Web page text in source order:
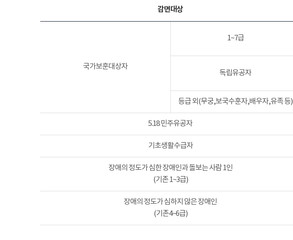
감면대상
국가보훈대상자
1~7급
독립유공자
등급 외(무궁,보국수훈자,배우자,유족 등)
5.18 민주유공자
기초생활수급자
장애의 정도가 심한 장애인과 돌보는 사람 1인
(기존 1~3급)
장애의 정도가 심하지 않은 장애인
(기존4~6급)